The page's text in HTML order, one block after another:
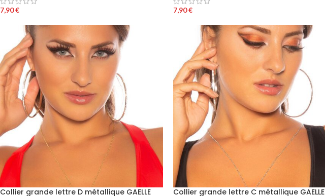
7,90€ 7,90€
Collier grande lettre D métallique GAELLE Collier grande lettre C métallique GAELLE